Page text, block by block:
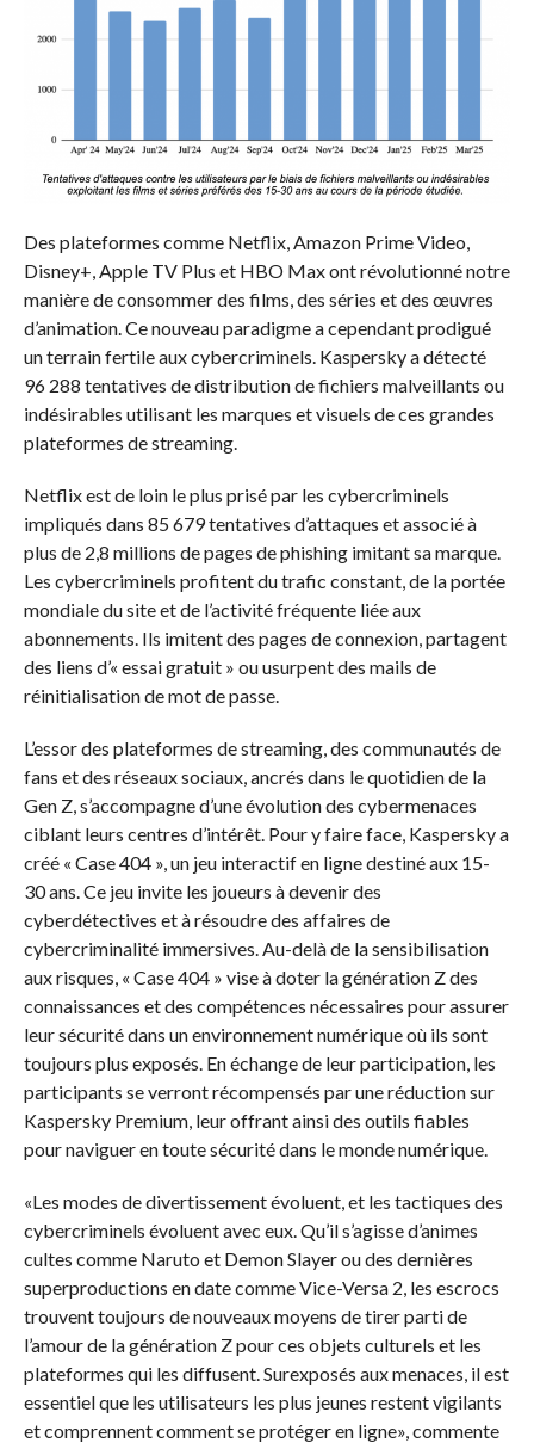
Des plateformes comme Netflix, Amazon Prime Video,
Disney+, Apple TV Plus et HBO Max ont révolutionné notre
manière de consommer des films, des séries et des œuvres
d’animation. Ce nouveau paradigme a cependant prodigué
un terrain fertile aux cybercriminels. Kaspersky a détecté
96 288 tentatives de distribution de fichiers malveillants ou
indésirables utilisant les marques et visuels de ces grandes
plateformes de streaming.
Netflix est de loin le plus prisé par les cybercriminels
impliqués dans 85 679 tentatives d’attaques et associé à
plus de 2,8 millions de pages de phishing imitant sa marque.
Les cybercriminels profitent du trafic constant, de la portée
mondiale du site et de l’activité fréquente liée aux
abonnements. Ils imitent des pages de connexion, partagent
des liens d’« essai gratuit » ou usurpent des mails de
réinitialisation de mot de passe.
L’essor des plateformes de streaming, des communautés de
fans et des réseaux sociaux, ancrés dans le quotidien de la
Gen Z, s’accompagne d’une évolution des cybermenaces
ciblant leurs centres d’intérêt. Pour y faire face, Kaspersky a
créé « Case 404 », un jeu interactif en ligne destiné aux 15-
30 ans. Ce jeu invite les joueurs à devenir des
cyberdétectives et à résoudre des affaires de
cybercriminalité immersives. Au-delà de la sensibilisation
aux risques, « Case 404 » vise à doter la génération Z des
connaissances et des compétences nécessaires pour assurer
leur sécurité dans un environnement numérique où ils sont
toujours plus exposés. En échange de leur participation, les
participants se verront récompensés par une réduction sur
Kaspersky Premium, leur offrant ainsi des outils fiables
pour naviguer en toute sécurité dans le monde numérique.
«Les modes de divertissement évoluent, et les tactiques des
cybercriminels évoluent avec eux. Qu’il s’agisse d’animes
cultes comme Naruto et Demon Slayer ou des dernières
superproductions en date comme Vice-Versa 2, les escrocs
trouvent toujours de nouveaux moyens de tirer parti de
l’amour de la génération Z pour ces objets culturels et les
plateformes qui les diffusent. Surexposés aux menaces, il est
essentiel que les utilisateurs les plus jeunes restent vigilants
et comprennent comment se protéger en ligne», commente